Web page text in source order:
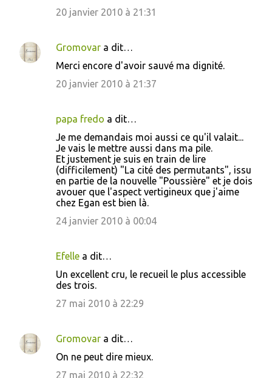
20 janvier 2010 à 21:31
Gromovar a dit…
Merci encore d'avoir sauvé ma dignité.
20 janvier 2010 à 21:37
papa fredo a dit…
Je me demandais moi aussi ce qu'il valait...
Je vais le mettre aussi dans ma pile.
Et justement je suis en train de lire
(difficilement) "La cité des permutants", issu
en partie de la nouvelle "Poussière" et je dois
avouer que l'aspect vertigineux que j'aime
chez Egan est bien là.
24 janvier 2010 à 00:04
Efelle a dit…
Un excellent cru, le recueil le plus accessible
des trois.
27 mai 2010 à 22:29
Gromovar a dit…
On ne peut dire mieux.
27 mai 2010 à 22:32